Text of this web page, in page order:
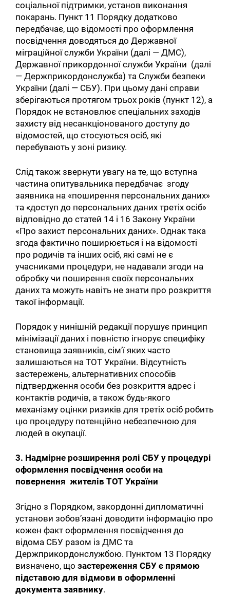
соціальної підтримки, установ виконання
покарань. Пункт 11 Порядку додатково
передбачає, що відомості про оформлення
посвідчення доводяться до Державної
міграційної служби України (далі — ДМС),
Державної прикордонної служби України (далі
— Держприкордонслужба) та Служби безпеки
України (далі — СБУ). При цьому дані справи
зберігаються протягом трьох років (пункт 12), а
Порядок не встановлює спеціальних заходів
захисту від несанкціонованого доступу до
відомостей, що стосуються осіб, які
перебувають у зоні ризику.
Слід також звернути увагу на те, що вступна
частина опитувальника передбачає згоду
заявника на «поширення персональних даних»
та «доступ до персональних даних третіх осіб»
відповідно до статей 14 і 16 Закону України
«Про захист персональних даних». Однак така
згода фактично поширюється і на відомості
про родичів та інших осіб, які самі не є
учасниками процедури, не надавали згоди на
обробку чи поширення своїх персональних
даних та можуть навіть не знати про розкриття
такої інформації.
Порядок у нинішній редакції порушує принцип
мінімізації даних і повністю ігнорує специфіку
становища заявників, сім’ї яких часто
залишаються на ТОТ України. Відсутність
застережень, альтернативних способів
підтвердження особи без розкриття адрес і
контактів родичів, а також будь-якого
механізму оцінки ризиків для третіх осіб робить
цю процедуру потенційно небезпечною для
людей в окупації.
3. Надмірне розширення ролі СБУ у процедурі
оформлення посвідчення особи на
повернення жителів ТОТ України
Згідно з Порядком, закордонні дипломатичні
установи зобов’язані доводити інформацію про
кожен факт оформлення посвідчення до
відома СБУ разом із ДМС та
Держприкордонслужбою. Пунктом 13 Порядку
визначено, щозастереження СБУ є прямою
підставою для відмови в оформленні
документа заявнику.